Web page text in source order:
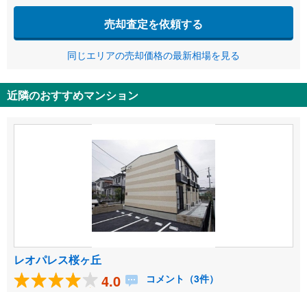
売却査定を依頼する
同じエリアの売却価格の最新相場を見る
近隣のおすすめマンション
レオパレス桜ヶ丘
4.0 コメント（3件）